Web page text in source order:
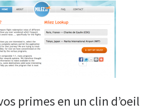
primes en un clin d’oeil